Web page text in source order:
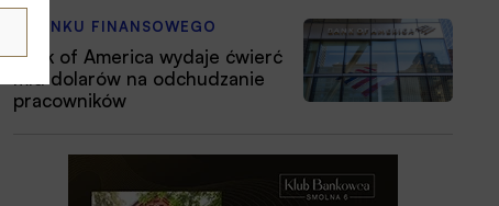
Z RYNKU FINANSOWEGO
Bank of America wydaje ćwierć
mld dolarów na odchudzanie
pracowników